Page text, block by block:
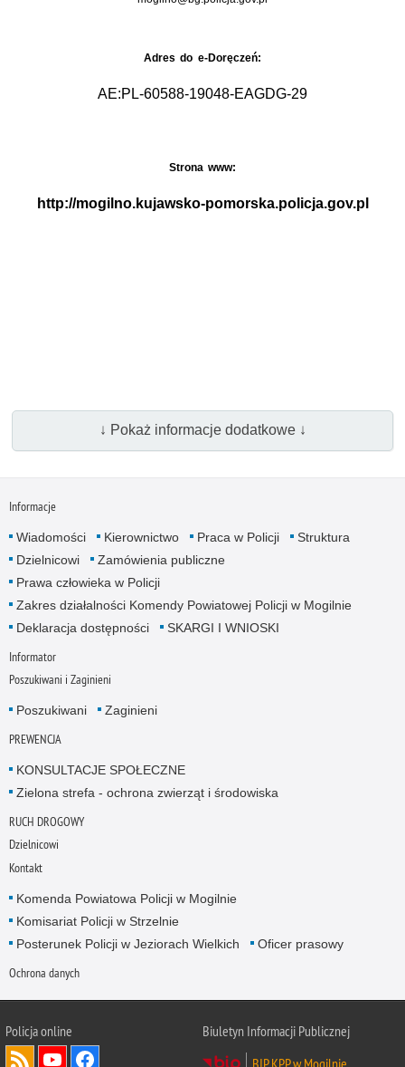
Adres do e-Doręczeń:
AE:PL-60588-19048-EAGDG-29
Strona www:
http://mogilno.kujawsko-pomorska.policja.gov.pl
↓ Pokaż informacje dodatkowe ↓
Informacje
Wiadomości Kierownictwo Praca w Policji
Struktura
Dzielnicowi
Zamówienia publiczne
Prawa człowieka w Policji
Zakres działalności Komendy Powiatowej Policji w Mogilnie
Deklaracja dostępności
SKARGI I WNIOSKI
Informator
Poszukiwani i Zaginieni
Poszukiwani Zaginieni
PREWENCJA
KONSULTACJE SPOŁECZNE
Zielona strefa - ochrona zwierząt i środowiska
RUCH DROGOWY
Dzielnicowi
Kontakt
Komenda Powiatowa Policji w Mogilnie
Komisariat Policji w Strzelnie
Posterunek Policji w Jeziorach Wielkich
Oficer prasowy
Ochrona danych
Policja online
Biuletyn Informacji Publicznej